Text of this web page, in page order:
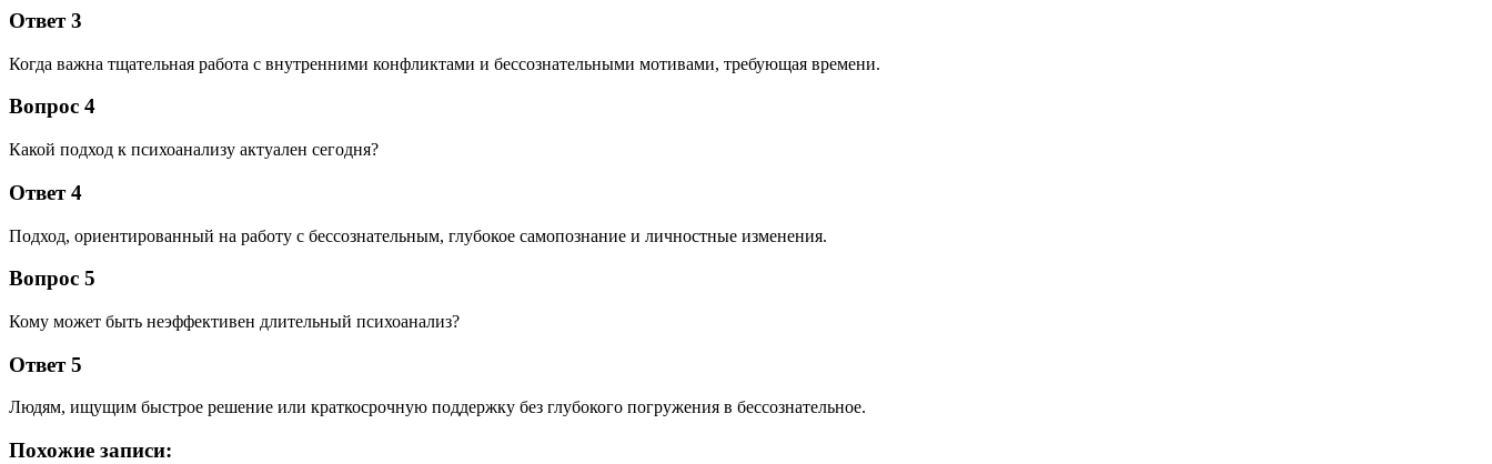
Ответ 3
Когда важна тщательная работа с внутренними конфликтами и бессознательными мотивами, требующая времени.
Вопрос 4
Какой подход к психоанализу актуален сегодня?
Ответ 4
Подход, ориентированный на работу с бессознательным, глубокое самопознание и личностные изменения.
Вопрос 5
Кому может быть неэффективен длительный психоанализ?
Ответ 5
Людям, ищущим быстрое решение или краткосрочную поддержку без глубокого погружения в бессознательное.
Похожие записи: